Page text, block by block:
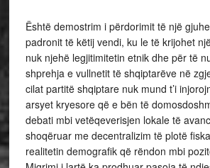
Është demostrim i përdorimit të një
padronit të këtij vendi, ku le të krijohet
nuk njehë legjitimitetin etnik dhe për të
shprehja e vullnetit të shqiptarëve në
cilat partitë shqiptare nuk mund t’i
arsyet kryesore që e bën të
debati mbi vetëqeverisjen lokale të
shoqëruar me decentralizim të plotë
realitetin demografik që rëndon mbi